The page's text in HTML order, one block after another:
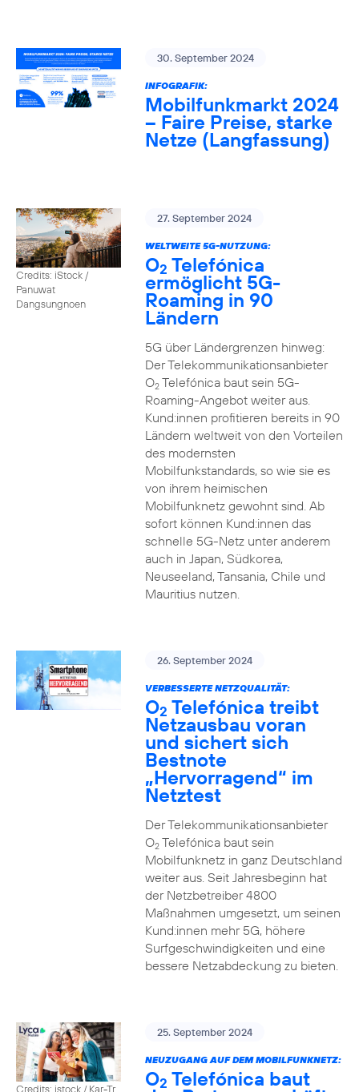
30. September 2024
INFOGRAFIK:
Mobilfunkmarkt 2024
– Faire Preise, starke
Netze (Langfassung)
Credits: iStock /
Panuwat
Dangsungnoen
27. September 2024
WELTWEITE 5G-NUTZUNG:
O2 Telefónica
ermöglicht 5G-
Roaming in 90
Ländern
5G über Ländergrenzen hinweg:
Der Telekommunikationsanbieter
O2Telefónica baut sein 5G-
Roaming-Angebot weiter aus.
Kund:innen profitieren bereits in 90
Ländern weltweit von den Vorteilen
des modernsten
Mobilfunkstandards, so wie sie es
von ihrem heimischen
Mobilfunknetz gewohnt sind. Ab
sofort können Kund:innen das
schnelle 5G-Netz unter anderem
auch in Japan, Südkorea,
Neuseeland, Tansania, Chile und
Mauritius nutzen.
26. September 2024
VERBESSERTE NETZQUALITÄT:
O2 Telefónica treibt
Netzausbau voran
und sichert sich
Bestnote
„Hervorragend“ im
Netztest
Der Telekommunikationsanbieter
O2Telefónica baut sein
Mobilfunknetz in ganz Deutschland
weiter aus. Seit Jahresbeginn hat
der Netzbetreiber 4800
Maßnahmen umgesetzt, um seinen
Kund:innen mehr 5G, höhere
Surfgeschwindigkeiten und eine
bessere Netzabdeckung zu bieten.
Credits: istock / Kar-Tr
25. September 2024
NEUZUGANG AUF DEM MOBILFUNKNETZ:
O2 Telefónica baut